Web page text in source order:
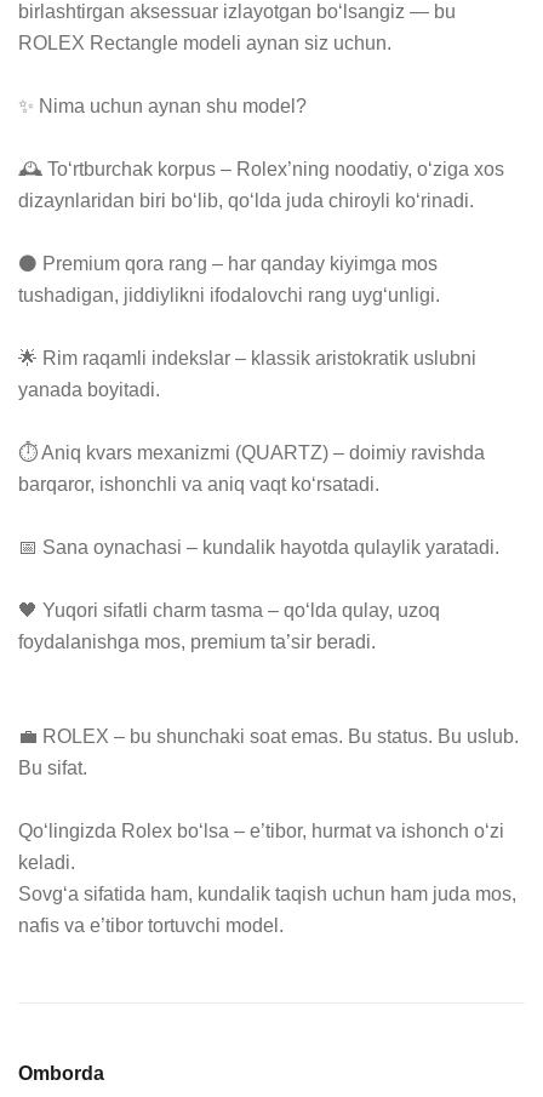
birlashtirgan aksessuar izlayotgan bo‘lsangiz — bu
ROLEX Rectangle modeli aynan siz uchun.
✨ Nima uchun aynan shu model?
🕰 To‘rtburchak korpus – Rolex’ning noodatiy, o‘ziga xos
dizaynlaridan biri bo‘lib, qo‘lda juda chiroyli ko‘rinadi.
⚫️ Premium qora rang – har qanday kiyimga mos
tushadigan, jiddiylikni ifodalovchi rang uyg‘unligi.
🌟 Rim raqamli indekslar – klassik aristokratik uslubni
yanada boyitadi.
⏱️ Aniq kvars mexanizmi (QUARTZ) – doimiy ravishda
barqaror, ishonchli va aniq vaqt ko‘rsatadi.
📅 Sana oynachasi – kundalik hayotda qulaylik yaratadi.
🖤 Yuqori sifatli charm tasma – qo‘lda qulay, uzoq
foydalanishga mos, premium ta’sir beradi.
💼 ROLEX – bu shunchaki soat emas. Bu status. Bu uslub.
Bu sifat.
Qo‘lingizda Rolex bo‘lsa – e’tibor, hurmat va ishonch o‘zi
keladi.
Sovg‘a sifatida ham, kundalik taqish uchun ham juda mos,
nafis va e’tibor tortuvchi model.
Omborda